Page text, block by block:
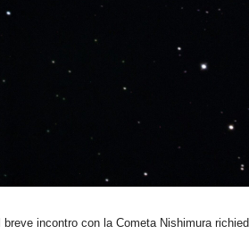
Il breve incontro con la Cometa Nishimura